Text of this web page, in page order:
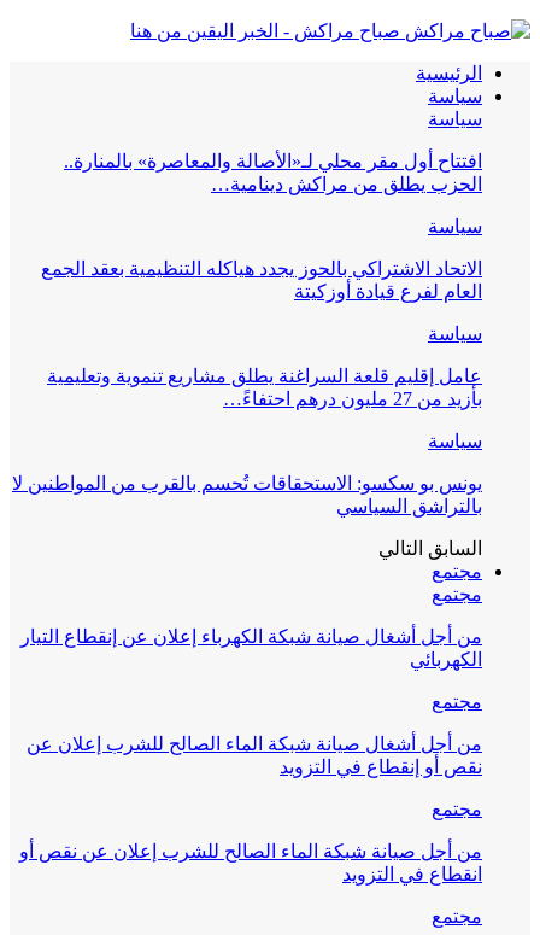
صباح مراكش - الخبر اليقين من هنا
الرئيسية
سياسة
سياسة
افتتاح أول مقر محلي لـ«الأصالة والمعاصرة» بالمنارة..
الحزب يطلق من مراكش دينامية…
سياسة
الاتحاد الاشتراكي بالحوز يجدد هياكله التنظيمية بعقد الجمع
العام لفرع قيادة أوزكيتة
سياسة
عامل إقليم قلعة السراغنة يطلق مشاريع تنموية وتعليمية
بأزيد من 27 مليون درهم احتفاءً…
سياسة
يونس بو سكسو: الاستحقاقات تُحسم بالقرب من المواطنين لا
بالتراشق السياسي
السابق التالي
مجتمع
مجتمع
من أجل أشغال صيانة شبكة الكهرباء إعلان عن إنقطاع التيار
الكهربائي
مجتمع
من أجل أشغال صيانة شبكة الماء الصالح للشرب إعلان عن
نقص أو إنقطاع في التزويد
مجتمع
من أجل صيانة شبكة الماء الصالح للشرب إعلان عن نقص أو
انقطاع في التزويد
مجتمع